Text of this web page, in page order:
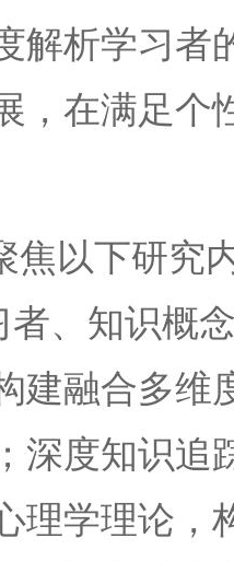
解析学习者
，在满足个
焦以下研究
者、知识概
建融合多维
深度知识追
理学理论，